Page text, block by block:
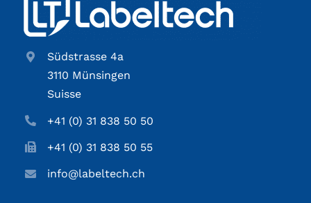
Südstrasse 4a
3110 Münsingen
Suisse
+41 (0) 31 838 50 50
+41 (0) 31 838 50 55
info@labeltech.ch